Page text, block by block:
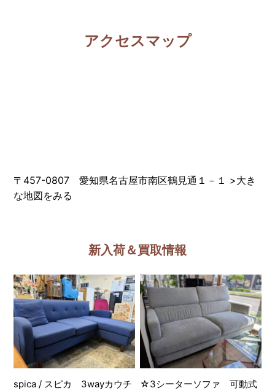
アクセスマップ
〒457-0807 愛知県名古屋市南区鶴見通１－１ >大き
な地図をみる
新入荷＆買取情報
spica / スピカ 3wayカウチ
☆3シーターソファ 可動式